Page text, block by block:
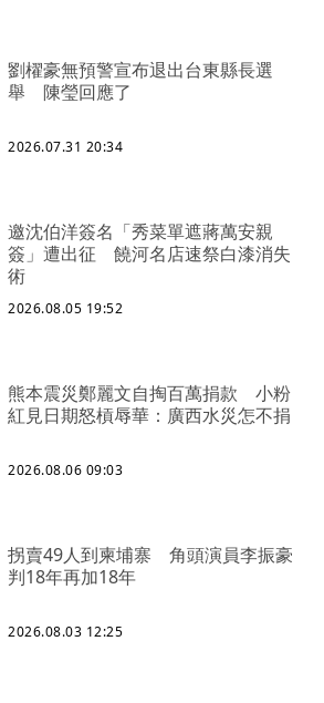
劉櫂豪無預警宣布退出台東縣長選
舉 陳瑩回應了
2026.07.31 20:34
邀沈伯洋簽名「秀菜單遮蔣萬安親
簽」遭出征 饒河名店速祭白漆消失
術
2026.08.05 19:52
熊本震災鄭麗文自掏百萬捐款 小粉
紅見日期怒槓辱華：廣西水災怎不捐
2026.08.06 09:03
拐賣49人到柬埔寨 角頭演員李振豪
判18年再加18年
2026.08.03 12:25